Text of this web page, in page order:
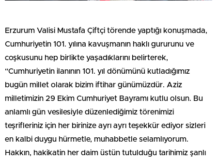
Erzurum Valisi Mustafa Çiftçi törende yaptığı konuşmada,
Cumhuriyetin 101. yılına kavuşmanın haklı gururunu ve
coşkusunu hep birlikte yaşadıklarını belirterek,
“Cumhuriyetin ilanının 101. yıl dönümünü kutladığımız
bugün millet olarak bizim iftihar günümüzdür. Aziz
milletimizin 29 Ekim Cumhuriyet Bayramı kutlu olsun. Bu
anlamlı gün vesilesiyle düzenlediğimiz törenimizi
teşrifleriniz için her birinize ayrı ayrı teşekkür ediyor sizleri
en kalbi duygu hürmetle, muhabbetle selamlıyorum.
Hakkın, hakikatin her daim üstün tutulduğu tarihimiz şanlı